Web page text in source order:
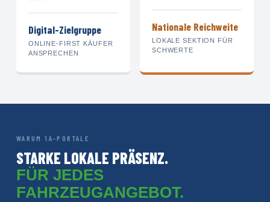
Digital-Zielgruppe
ONLINE-FIRST KÄUFER
ANSPRECHEN
Nationale Reichweite
LOKALE SEKTION FÜR
SCHWERTE
WARUM 1A-PORTALE
STARKE LOKALE PRÄSENZ.
FÜR JEDES
FAHRZEUGANGEBOT.